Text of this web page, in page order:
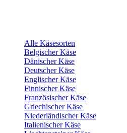
Alle Käsesorten
Belgischer Käse
Dänischer Käse
Deutscher Käse
Englischer Käse
Finnischer Käse
Französischer Käse
Griechischer Käse
Niederländischer Käse
Italienischer Käse